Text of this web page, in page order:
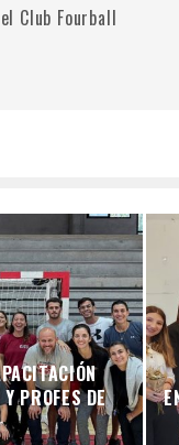
Club Fourball
PROFES DE